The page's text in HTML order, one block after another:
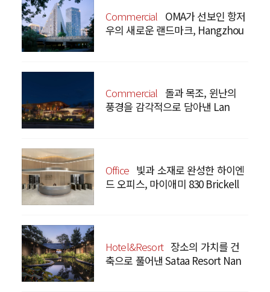
Commercial OMA가 선보인 항저
우의 새로운 랜드마크, Hangzhou
Commercial 돌과 목조, 윈난의
풍경을 감각적으로 담아낸 Lan
Office 빛과 소재로 완성한 하이엔
드 오피스, 마이애미 830 Brickell
Hotel&Resort 장소의 가치를 건
축으로 풀어낸 Sataa Resort Nan